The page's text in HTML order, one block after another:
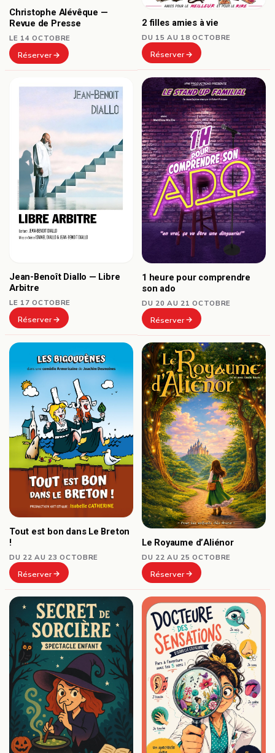
Christophe Alévêque —
Revue de Presse
LE 14 OCTOBRE
Réserver
2 filles amies à vie
DU 15 AU 18 OCTOBRE
Réserver
Jean-Benoît Diallo — Libre
Arbitre
LE 17 OCTOBRE
Réserver
1 heure pour comprendre
son ado
DU 20 AU 21 OCTOBRE
Réserver
Tout est bon dans Le Breton
!
DU 22 AU 23 OCTOBRE
Réserver
Le Royaume d’Aliénor
DU 22 AU 25 OCTOBRE
Réserver